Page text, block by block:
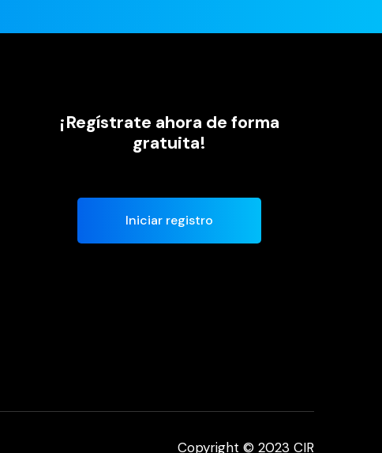
¡Regístrate ahora de forma
gratuita!
Iniciar registro
Copyright © 2023 CIR